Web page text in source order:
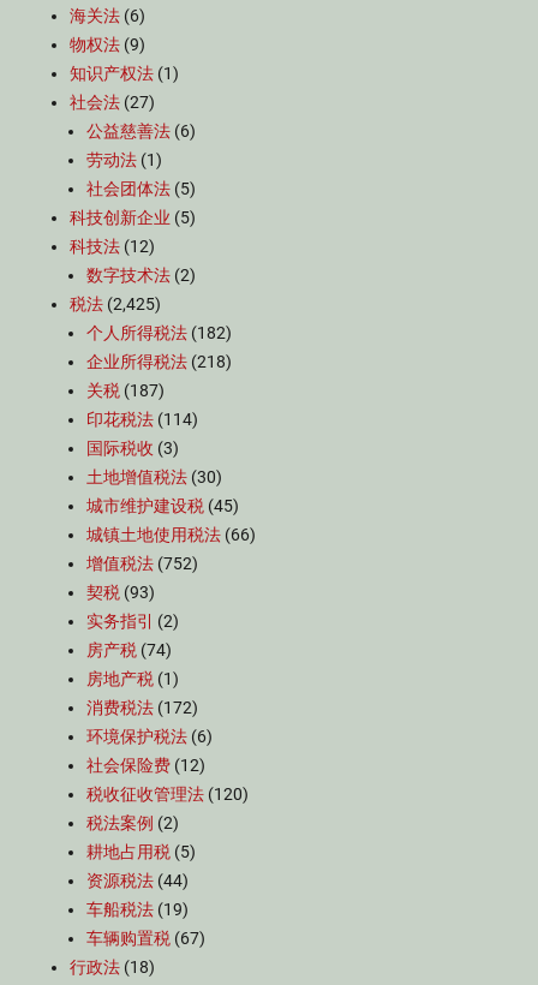
海关法 (6)
物权法 (9)
知识产权法 (1)
社会法 (27)
公益慈善法 (6)
劳动法 (1)
社会团体法 (5)
科技创新企业 (5)
科技法 (12)
数字技术法 (2)
税法 (2,425)
个人所得税法 (182)
企业所得税法 (218)
关税 (187)
印花税法 (114)
国际税收 (3)
土地增值税法 (30)
城市维护建设税 (45)
城镇土地使用税法 (66)
增值税法 (752)
契税 (93)
实务指引
(2)
房产税 (74)
房地产税 (1)
消费税法 (172)
环境保护税法 (6)
社会保险费 (12)
税收征收管理法 (120)
税法案例 (2)
耕地占用税 (5)
资源税法 (44)
车船税法 (19)
车辆购置税 (67)
行政法 (18)